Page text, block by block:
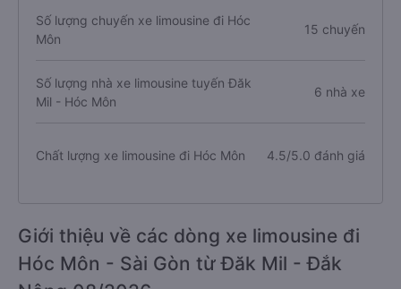
Số lượng chuyến xe limousine đi Hóc
Môn
15 chuyến
Số lượng nhà xe limousine tuyến Đăk
Mil - Hóc Môn
6 nhà xe
Chất lượng xe limousine đi Hóc Môn 4.5/5.0 đánh giá
Giới thiệu về các dòng xe limousine đi
Hóc Môn - Sài Gòn từ Đăk Mil - Đắk